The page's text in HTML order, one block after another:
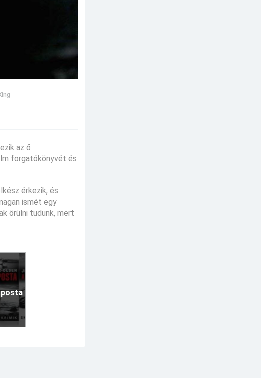
az ő
forgatókönyvét és
érkezik, és
ismét egy
örülni tudunk, mert